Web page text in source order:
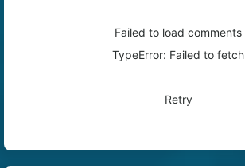
Failed to load comments
TypeError: Failed to fetch
Retry